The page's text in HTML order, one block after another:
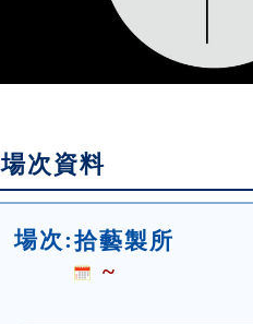
場次資料
場次:拾藝製所
~